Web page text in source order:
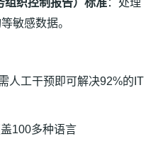
敏感数据。
人工干预即可解决92%的IT
100多种语言